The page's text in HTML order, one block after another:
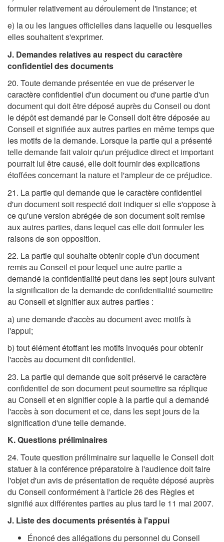
formuler relativement au déroulement de l'instance; et
e) la ou les langues officielles dans laquelle ou lesquelles
elles souhaitent s'exprimer.
J. Demandes relatives au respect du caractère
confidentiel des documents
20. Toute demande présentée en vue de préserver le
caractère confidentiel d'un document ou d'une partie d'un
document qui doit être déposé auprès du Conseil ou dont
le dépôt est demandé par le Conseil doit être déposée au
Conseil et signifiée aux autres parties en même temps que
les motifs de la demande. Lorsque la partie qui a présenté
telle demande fait valoir qu'un préjudice direct et important
pourrait lui être causé, elle doit fournir des explications
étoffées concernant la nature et l'ampleur de ce préjudice.
21. La partie qui demande que le caractère confidentiel
d'un document soit respecté doit indiquer si elle s'oppose à
ce qu'une version abrégée de son document soit remise
aux autres parties, dans lequel cas elle doit formuler les
raisons de son opposition.
22. La partie qui souhaite obtenir copie d'un document
remis au Conseil et pour lequel une autre partie a
demandé la confidentialité peut dans les sept jours suivant
la signification de la demande de confidentialité soumettre
au Conseil et signifier aux autres parties :
a) une demande d'accès au document avec motifs à
l'appui;
b) tout élément étoffant les motifs invoqués pour obtenir
l'accès au document dit confidentiel.
23. La partie qui demande que soit préservé le caractère
confidentiel de son document peut soumettre sa réplique
au Conseil et en signifier copie à la partie qui a demandé
l'accès à son document et ce, dans les sept jours de la
signification d'une telle demande.
K. Questions préliminaires
24. Toute question préliminaire sur laquelle le Conseil doit
statuer à la conférence préparatoire à l'audience doit faire
l'objet d'un avis de présentation de requête déposé auprès
du Conseil conformément à l'article 26 des Règles et
signifié aux différentes parties au plus tard le 11 mai 2007.
J. Liste des documents présentés à l'appui
Énoncé des allégations du personnel du Conseil